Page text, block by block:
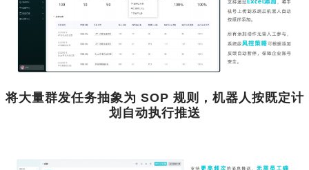
将大量群发任务抽象为 SOP 规则，机器人按既定计
划自动执行推送